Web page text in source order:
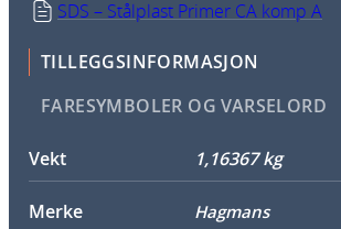
0
,
L
n
t
a
SDS – Stålplast Primer CA komp A
TILLEGGSINFORMASJON
FARESYMBOLER OG VARSELORD
Vekt 1,16367 kg
Merke Hagmans